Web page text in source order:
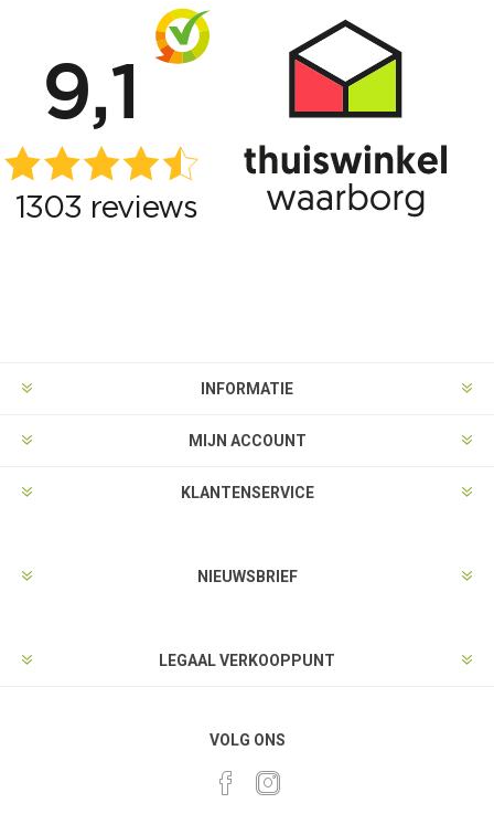
INFORMATIE
MIJN ACCOUNT
KLANTENSERVICE
NIEUWSBRIEF
LEGAAL VERKOOPPUNT
VOLG ONS